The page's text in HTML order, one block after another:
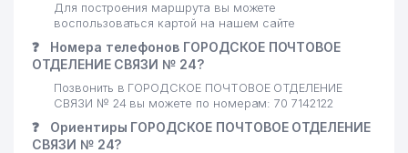
Для построения маршрута вы можете
воспользоваться картой на нашем сайте
❓
Номера телефонов ГОРОДСКОЕ ПОЧТОВОЕ
ОТДЕЛЕНИЕ СВЯЗИ № 24?
Позвонить в ГОРОДСКОЕ ПОЧТОВОЕ ОТДЕЛЕНИЕ
СВЯЗИ № 24 вы можете по номерам: 70 7142122
❓
Ориентиры ГОРОДСКОЕ ПОЧТОВОЕ ОТДЕЛЕНИЕ
СВЯЗИ № 24?